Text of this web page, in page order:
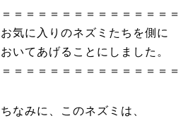
＝＝＝＝＝＝＝＝＝＝＝＝＝＝＝
お気に入りのネズミたちを側に
おいてあげることにしました。
＝＝＝＝＝＝＝＝＝＝＝＝＝＝＝
ちなみに、このネズミは、